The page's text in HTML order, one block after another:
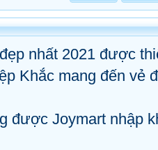
nhất 2021 được
Khắc mang đến vẻ
được Joymart nhập